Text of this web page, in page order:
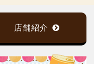
店舗紹介